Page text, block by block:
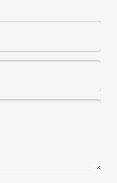
易断裂，这是金
的滤芯“断裂”所造
滤精度可以作到